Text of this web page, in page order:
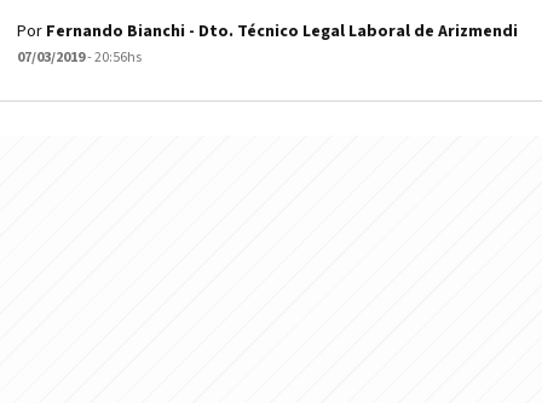
Por Fernando Bianchi - Dto. Técnico Legal Laboral de Arizmendi
07/03/2019- 20:56hs